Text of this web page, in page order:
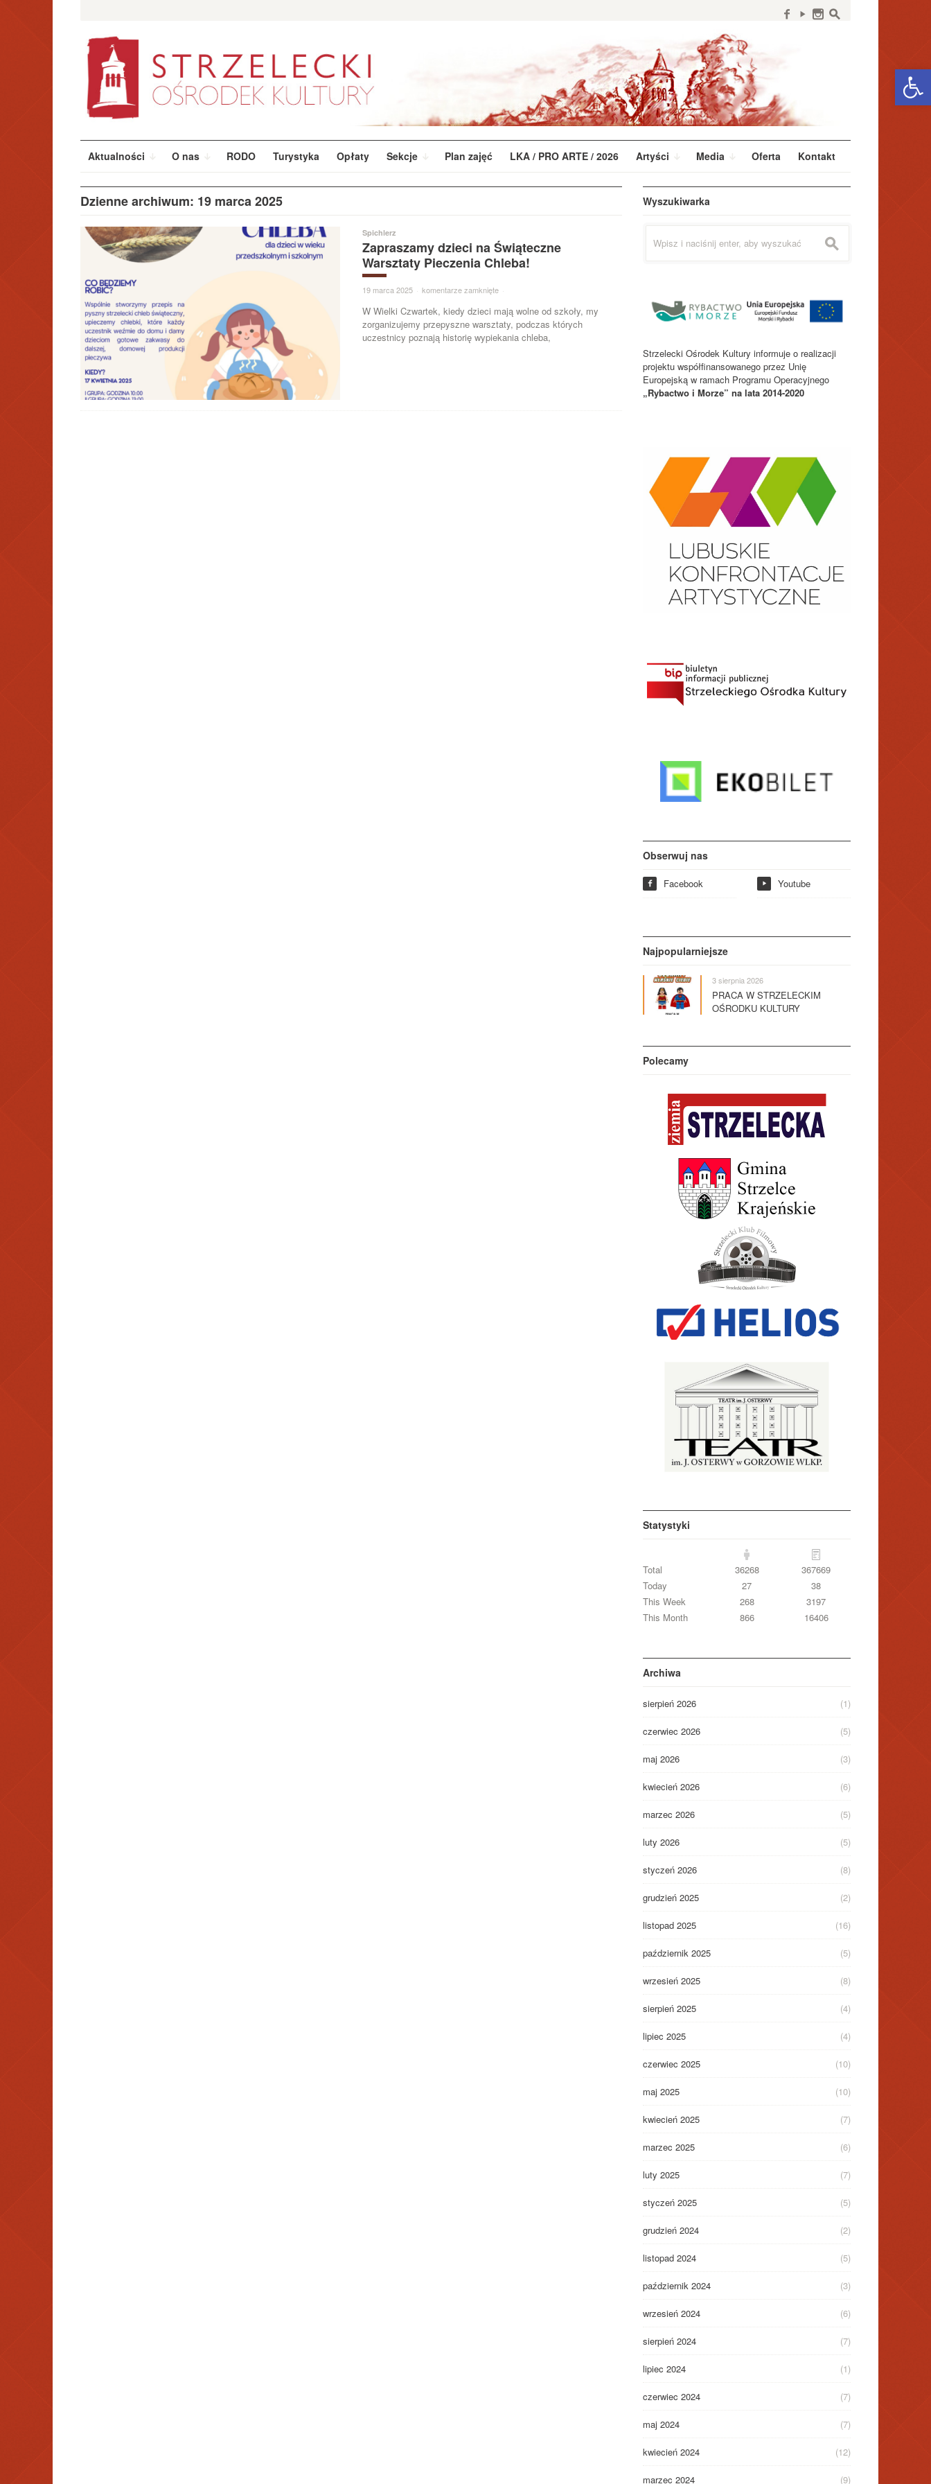
f y n s
Aktualności O nas RODO Turystyka Opłaty Sekcje Plan zajęć LKA / PRO ARTE / 2026 Artyści Media Oferta Kontakt
Dzienne archiwum: 19 marca 2025
Spichlerz
Zapraszamy dzieci na Świąteczne
Warsztaty Pieczenia Chleba!
19 marca 2025 · komentarze zamknięte ·
W Wielki Czwartek, kiedy dzieci mają wolne od szkoły, my
zorganizujemy przepyszne warsztaty, podczas których
uczestnicy poznają historię wypiekania chleba,
Wyszukiwarka
s
Strzelecki Ośrodek Kultury informuje o realizacji
projektu współfinansowanego przez Unię
Europejską w ramach Programu Operacyjnego
„Rybactwo i Morze” na lata 2014-2020
Obserwuj nas
f Facebook y Youtube
Najpopularniejsze
3 sierpnia 2026
PRACA W STRZELECKIM
OŚRODKU KULTURY
Polecamy
Statystyki
Total 36268
367669
Today
27
38
This Week
268
3197
This Month
866 16406
Archiwa
sierpień 2026 (1)
czerwiec 2026 (5)
maj 2026 (3)
kwiecień 2026 (6)
marzec 2026 (5)
luty 2026 (5)
styczeń 2026 (8)
grudzień 2025 (2)
listopad 2025 (16)
październik 2025 (5)
wrzesień 2025 (8)
sierpień 2025 (4)
lipiec 2025 (4)
czerwiec 2025 (10)
maj 2025 (10)
kwiecień 2025 (7)
marzec 2025 (6)
luty 2025 (7)
styczeń 2025 (5)
grudzień 2024 (2)
listopad 2024 (5)
październik 2024 (3)
wrzesień 2024 (6)
sierpień 2024 (7)
lipiec 2024 (1)
czerwiec 2024 (7)
maj 2024 (7)
kwiecień 2024 (12)
marzec 2024 (9)